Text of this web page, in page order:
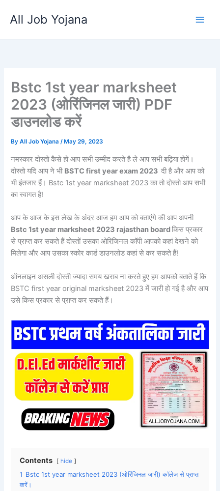
All Job Yojana
Bstc 1st year marksheet
2023 (ओरिंजिनल जारी) PDF
डाउनलोड करें
ByAll Job Yojana/ May 29, 2023
नमस्कार दोस्तो कैसे हो आप सभी उम्मीद करते है ले आप सभी बढ़िया होगें।
दोस्तो यदि आप ने भी BSTC first year exam 2023दी है और आप को
भी इंतजार हैं। Bstc 1st year marksheet 2023 का तो दोस्तो आप सभी
का स्वागत है!
आप के आज के इस लेख के अंदर आज हम आप को बताएंगे की आप अपनी
Bstc 1st year marksheet 2023 rajasthan boardकिस प्रकार
से प्राप्त कर सकते हैं दोस्तों उसका ओरिजिनल कॉपी आपको कहां देखने को
मिलेगा और आप उसका स्कोर कार्ड डाउनलोड कहां से कर सकते हैं!
ऑनलाइन असली दोस्ती ज्यादा समय खराब ना करते हुए हम आपको बताते हैं कि
BSTC first year original marksheet 2023 में जारी हो गई है और आप
उसे किस प्रकार से प्राप्त कर सकते हैं।
Contents hide
1 Bstc 1st year marksheet 2023 (ओरिंजिनल जारी) कॉलेज से प्राप्त
करें।